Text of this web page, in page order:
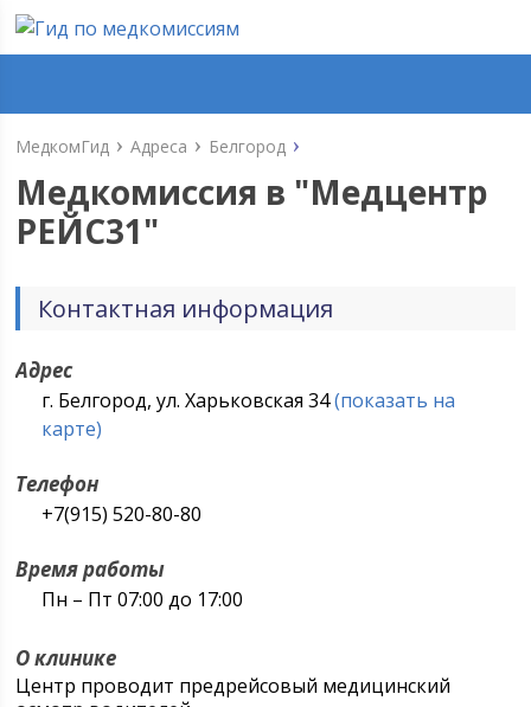
МедкомГид Адреса Белгород
Медкомиссия в "Медцентр
РЕЙС31"
Контактная информация
Адрес
г. Белгород, ул. Харьковская 34(показать на
карте)
Телефон
+7(915) 520-80-80
Время работы
Пн – Пт 07:00 до 17:00
О клинике
Центр проводит предрейсовый медицинский